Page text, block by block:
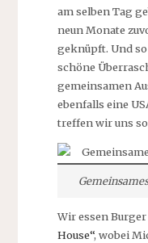
am selben Tag
neun Monate
geknüpft. Und so
schöne
gemeinsamen
ebenfalls eine
treffen wir uns
Wir essen
House“, wobei